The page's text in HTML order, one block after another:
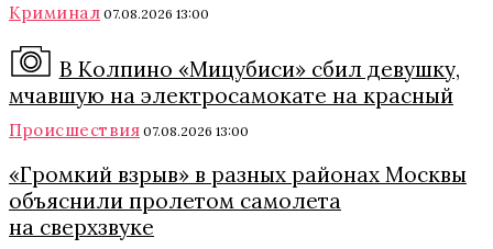
Криминал 07.08.2026 13:00
В Колпино «Мицубиси» сбил девушку,
мчавшую на электросамокате на красный
Происшествия 07.08.2026 13:00
«Громкий взрыв» в разных районах Москвы
объяснили пролетом самолета
на сверхзвуке